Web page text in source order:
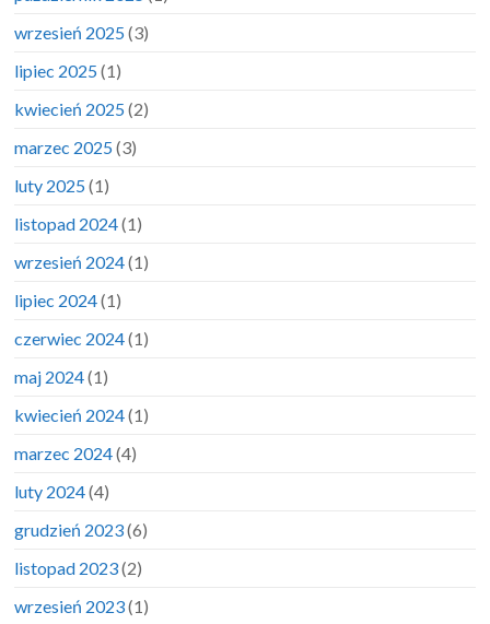
wrzesień 2025(3)
lipiec 2025(1)
kwiecień 2025(2)
marzec 2025(3)
luty 2025(1)
listopad 2024(1)
wrzesień 2024(1)
lipiec 2024(1)
czerwiec 2024(1)
maj 2024(1)
kwiecień 2024(1)
marzec 2024(4)
luty 2024(4)
grudzień 2023(6)
listopad 2023(2)
wrzesień 2023(1)